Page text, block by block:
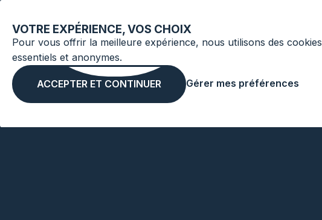
VOTRE EXPÉRIENCE, VOS CHOIX
Pour vous offrir la meilleure expérience, nous utilisons des cookies
essentiels et anonymes.
ACCEPTER ET CONTINUER Gérer mes préférences